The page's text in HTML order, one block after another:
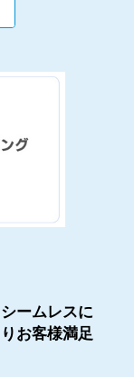
ームレスに
お客様満足